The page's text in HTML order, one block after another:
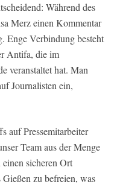
Während des
Merz einen Kommentar
Enge Verbindung besteht
Antifa, die im
veranstaltet hat. Man
Journalisten ein,
auf Pressemitarbeiter
Team aus der Menge
sicheren Ort
zu befreien, was